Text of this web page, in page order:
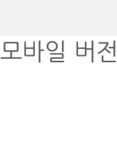
모바일 버전